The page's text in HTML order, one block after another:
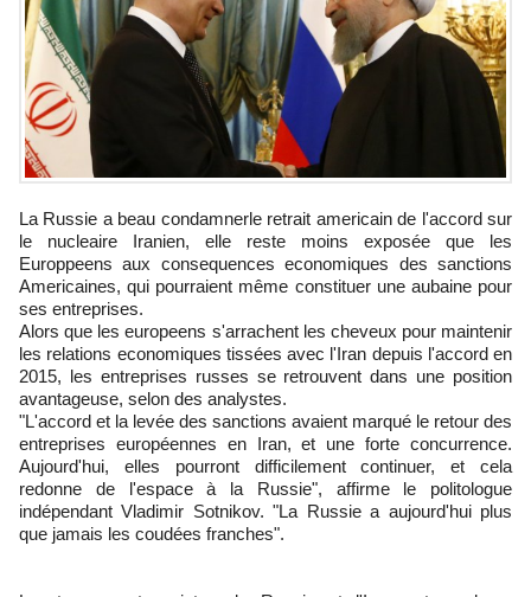
La Russie a beau condamnerle retrait americain de l'accord sur
le nucleaire Iranien, elle reste moins exposée que les
Europpeens aux consequences economiques des sanctions
Americaines, qui pourraient même constituer une aubaine pour
ses entreprises.
Alors que les europeens s'arrachent les cheveux pour maintenir
les relations economiques tissées avec l'Iran depuis l'accord en
2015, les entreprises russes se retrouvent dans une position
avantageuse, selon des analystes.
"L'accord et la levée des sanctions avaient marqué le retour des
entreprises européennes en Iran, et une forte concurrence.
Aujourd'hui, elles pourront difficilement continuer, et cela
redonne de l'espace à la Russie", affirme le politologue
indépendant Vladimir Sotnikov. "La Russie a aujourd'hui plus
que jamais les coudées franches".